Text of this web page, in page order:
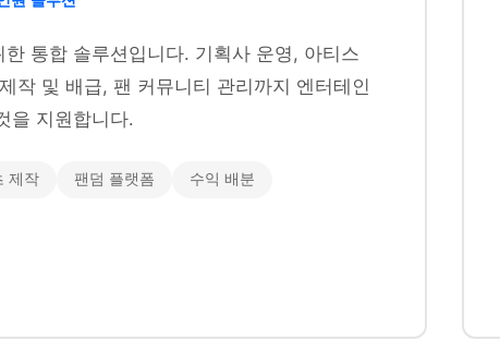
통합 솔루션입니다. 기획사 운영, 아티스
작 및 배급, 팬 커뮤니티 관리까지 엔터테인
을 지원합니다.
제작 팬덤 플랫폼 수익 배분